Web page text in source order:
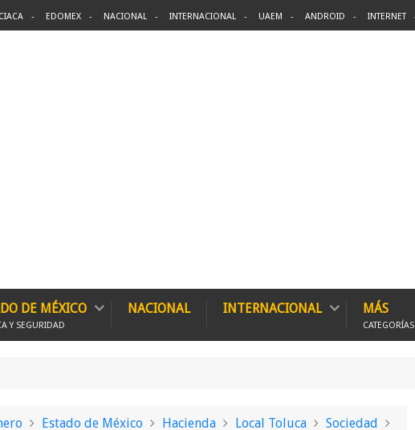
EDOMEX NACIONAL INTERNACIONAL UAEM ANDROID INTERNET
DE MÉXICO
Y SEGURIDAD
NACIONAL INTERNACIONAL MÁS
CATEGORÍAS
Estado de México Hacienda Local Toluca
Sociedad